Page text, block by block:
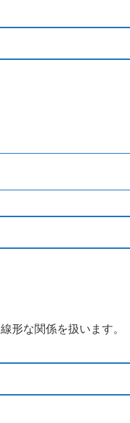
形な関係を扱います。